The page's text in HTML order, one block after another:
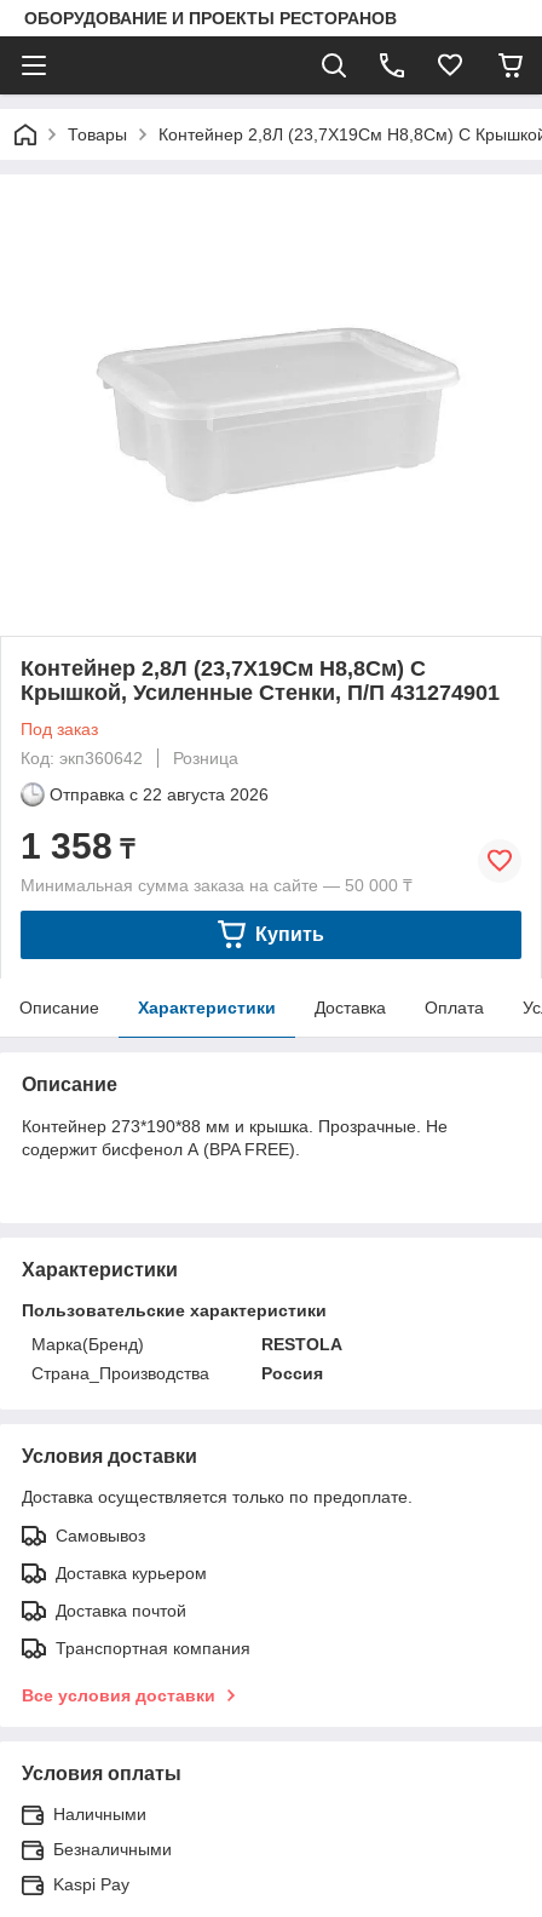
ОБОРУДОВАНИЕ И ПРОЕКТЫ РЕСТОРАНОВ
Товары Контейнер 2,8Л (23,7Х19См H8,8См) С
Контейнер 2,8Л (23,7Х19См H8,8См) С
Крышкой, Усиленные Стенки, П/П 431274901
Под заказ
Код: экп360642
Розница
Отправка с 22 августа 2026
1 358 ₸
Минимальная сумма заказа на сайте — 50 000 ₸
Купить
Описание Характеристики Доставка Оплата
Описание
Контейнер 273*190*88 мм и крышка. Прозрачные. Не
содержит бисфенол А (BPA FREE).
Характеристики
Пользовательские характеристики
Марка(Бренд)
RESTOLA
Страна_Производства
Россия
Условия доставки
Доставка осуществляется только по предоплате.
Самовывоз
Доставка курьером
Доставка почтой
Транспортная компания
Все условия доставки
Условия оплаты
Наличными
Безналичными
Kaspi Pay